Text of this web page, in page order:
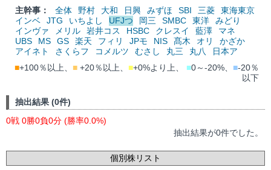
主幹事：
全体 野村 大和 日興 みずほ SBI 三菱
東海東京
インベ
JTG いちよし UFJつ 岡三 SMBC 東洋
みどり
インヴァ
メリル 岩井コス HSBC クレスイ 藍澤
マネ
UBS
MS GS 楽天 フィリ JPモ NIS 髙木 オリ
かざか
アイネト
さくらフ コメルツ むさし 丸三 丸八
日本ア
■+100％以上、 ■ +20％以上、 ■+0%より上、 ■0～-20%、 ■-20％
以下
抽出結果 (0件)
0戦 0勝0負0分 (勝率0.0%)
抽出結果が0件でした。
個別株リスト